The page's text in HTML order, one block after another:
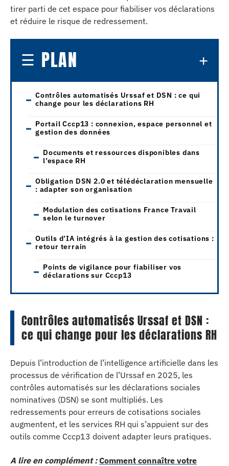
tirer parti de cet espace pour fiabiliser vos déclarations
et réduire le risque de redressement.
PLAN
Contrôles automatisés Urssaf et DSN : ce qui
change pour les déclarations RH
Portail Cccp13 : connexion, espace personnel et
gestion des données
Documents et ressources disponibles dans
l’espace RH
Obligation DSN 2.0 et télédéclaration mensuelle
: adapter son organisation
Modulation des cotisations France Travail
selon le turnover
Outils d’IA intégrés à la gestion des cotisations :
retour terrain
Points de vigilance pour fiabiliser vos
déclarations sur Cccp13
Contrôles automatisés Urssaf et DSN :
ce qui change pour les déclarations RH
Depuis l’introduction de l’intelligence artificielle dans les
processus de vérification de l’Urssaf en 2025, les
contrôles automatisés sur les déclarations sociales
nominatives (DSN) se sont multipliés. Les
redressements pour erreurs de cotisations sociales
augmentent, et les services RH qui s’appuient sur des
outils comme Cccp13 doivent adapter leurs pratiques.
A lire en complément : Comment connaître votre